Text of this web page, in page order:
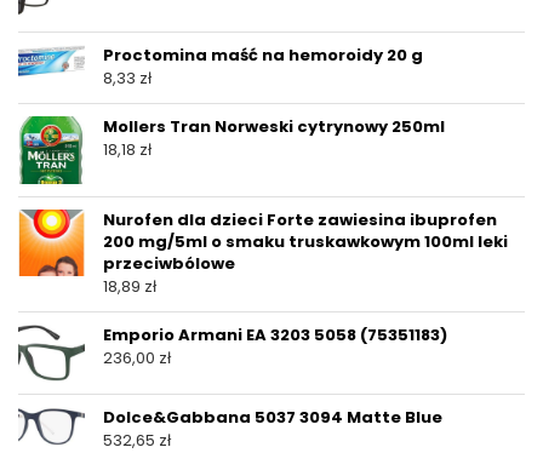
Proctomina maść na hemoroidy 20 g
8,33 zł
Mollers Tran Norweski cytrynowy 250ml
18,18 zł
Nurofen dla dzieci Forte zawiesina ibuprofen
200 mg/5ml o smaku truskawkowym 100ml leki
przeciwbólowe
18,89 zł
Emporio Armani EA 3203 5058 (75351183)
236,00 zł
Dolce&Gabbana 5037 3094 Matte Blue
532,65 zł